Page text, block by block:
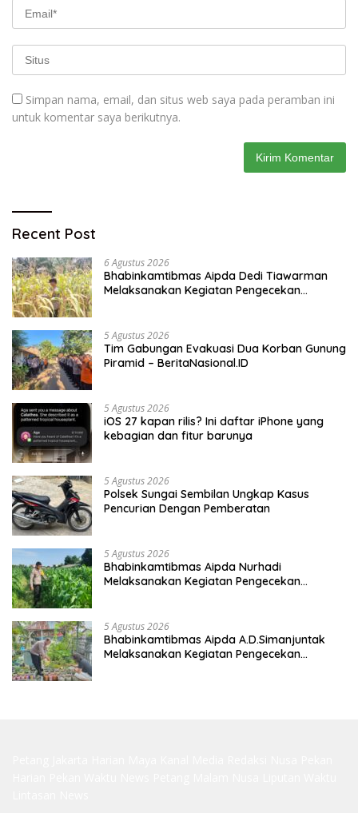
Simpan nama, email, dan situs web saya pada peramban ini
untuk komentar saya berikutnya.
Recent Post
6 Agustus 2026
Bhabinkamtibmas Aipda Dedi Tiawarman
Melaksanakan Kegiatan Pengecekan
5 Agustus 2026
Tim Gabungan Evakuasi Dua Korban Gunung
Piramid – BeritaNasional.ID
5 Agustus 2026
iOS 27 kapan rilis? Ini daftar iPhone yang
kebagian dan fitur barunya
5 Agustus 2026
Polsek Sungai Sembilan Ungkap Kasus
Pencurian Dengan Pemberatan
5 Agustus 2026
Bhabinkamtibmas Aipda Nurhadi
Melaksanakan Kegiatan Pengecekan
5 Agustus 2026
Bhabinkamtibmas Aipda A.D.Simanjuntak
Melaksanakan Kegiatan Pengecekan